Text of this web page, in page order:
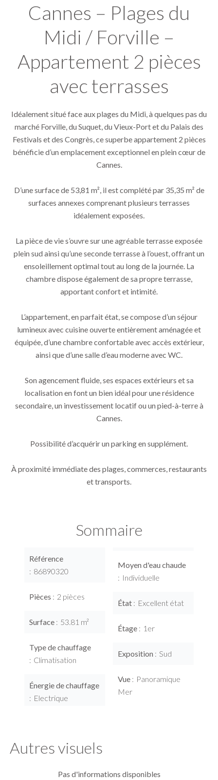
Cannes – Plages du
Midi / Forville –
Appartement 2 pièces
avec terrasses
Idéalement situé face aux plages du Midi, à quelques pas du
marché Forville, du Suquet, du Vieux-Port et du Palais des
Festivals et des Congrès, ce superbe appartement 2 pièces
bénéficie d’un emplacement exceptionnel en plein cœur de
Cannes.
D’une surface de 53,81 m², il est complété par 35,35 m² de
surfaces annexes comprenant plusieurs terrasses
idéalement exposées.
La pièce de vie s’ouvre sur une agréable terrasse exposée
plein sud ainsi qu’une seconde terrasse à l’ouest, offrant un
ensoleillement optimal tout au long de la journée. La
chambre dispose également de sa propre terrasse,
apportant confort et intimité.
L’appartement, en parfait état, se compose d’un séjour
lumineux avec cuisine ouverte entièrement aménagée et
équipée, d’une chambre confortable avec accès extérieur,
ainsi que d’une salle d’eau moderne avec WC.
Son agencement fluide, ses espaces extérieurs et sa
localisation en font un bien idéal pour une résidence
secondaire, un investissement locatif ou un pied-à-terre à
Cannes.
Possibilité d’acquérir un parking en supplément.
À proximité immédiate des plages, commerces, restaurants
et transports.
Sommaire
Référence
86890320
Pièces 2 pièces
Surface 53.81 m²
Type de chauffage
Climatisation
Énergie de chauffage
Electrique
Moyen d'eau chaude
Individuelle
État Excellent état
Étage 1er
Exposition Sud
Vue
Panoramique
Mer
Autres visuels
Pas d'informations disponibles